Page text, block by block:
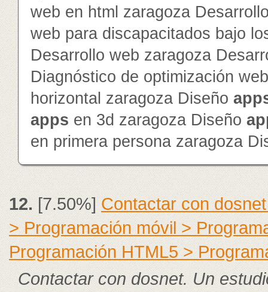
web en html zaragoza
web para discapacitados bajo
Desarrollo web zaragoza
Diagnóstico de optimización
horizontal zaragoza Diseño app
apps en 3d zaragoza Diseño
en primera persona zaragoza
12. [7.50%]Contactar con
> Programación móvil >
Programación HTML5 >
Contactar con dosnet. Un